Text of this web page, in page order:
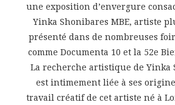
une exposition d’envergure
Yinka Shonibares MBE, artiste
présenté dans de nombreuses
comme Documenta 10 et la 52e
La recherche artistique de Yinka
est intimement liée à ses
travail créatif de cet artiste né à